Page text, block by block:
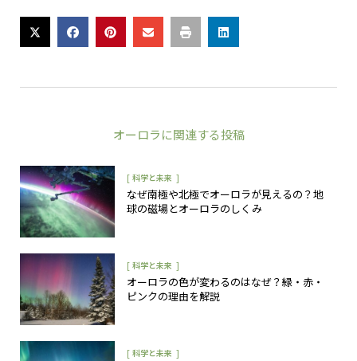
オーロラに関連する投稿
[ 科学と未来 ]
なぜ南極や北極でオーロラが見えるの？地
球の磁場とオーロラのしくみ
[ 科学と未来 ]
オーロラの色が変わるのはなぜ？緑・赤・
ピンクの理由を解説
[ 科学と未来 ]